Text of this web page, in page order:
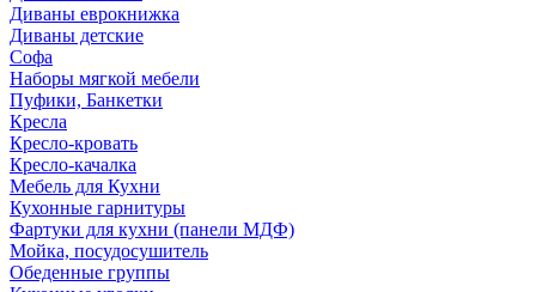
Диваны еврокнижка
Диваны детские
Софа
Наборы мягкой мебели
Пуфики, Банкетки
Кресла
Кресло-кровать
Кресло-качалка
Мебель для Кухни
Кухонные гарнитуры
Фартуки для кухни (панели МДФ)
Мойка, посудосушитель
Обеденные группы